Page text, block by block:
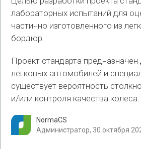
лабораторных испытаний для
частично изготовленного из
бордюр.
Проект стандарта
легковых автомобилей и
существует вероятность
и/или контроля качества колеса.
NormaCS
Администратор, 30 октября